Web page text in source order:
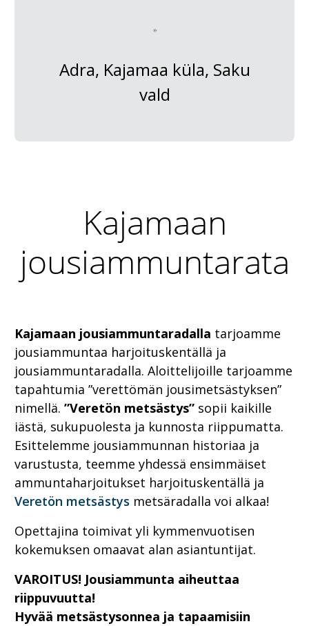
Adra, Kajamaa küla, Saku
vald
Kajamaan
jousiammuntarata
Kajamaan jousiammuntaradalla tarjoamme
jousiammuntaa harjoituskentällä ja
jousiammuntaradalla. Aloittelijoille tarjoamme
tapahtumia ”verettömän jousimetsästyksen”
nimellä. ”Veretön metsästys” sopii kaikille
iästä, sukupuolesta ja kunnosta riippumatta.
Esittelemme jousiammunnan historiaa ja
varustusta, teemme yhdessä ensimmäiset
ammuntaharjoitukset harjoituskentällä ja
Veretön metsästys metsäradalla voi alkaa!
Opettajina toimivat yli kymmenvuotisen
kokemuksen omaavat alan asiantuntijat.
VAROITUS! Jousiammunta aiheuttaa
riippuvuutta!
Hyvää metsästysonnea ja tapaamisiin